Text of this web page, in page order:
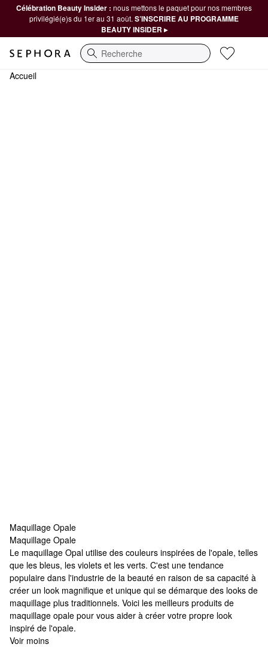
Célébration Beauty Insider : nous mettons le paquet pour nos membres
privilégié(e)s du 1er au 31 août. S’INSCRIRE AU PROGRAMME
BEAUTY INSIDER ▸
Recherche
Accueil
Maquillage Opale
Maquillage Opale
Maquillage Opale
Le maquillage Opal utilise des couleurs inspirées de l'opale, telles
que les bleus, les violets et les verts. C'est une tendance
populaire dans l'industrie de la beauté en raison de sa capacité à
créer un look magnifique et unique qui se démarque des looks de
maquillage plus traditionnels. Voici les meilleurs produits de
maquillage opale pour vous aider à créer votre propre look
inspiré de l'opale.
Voir moins